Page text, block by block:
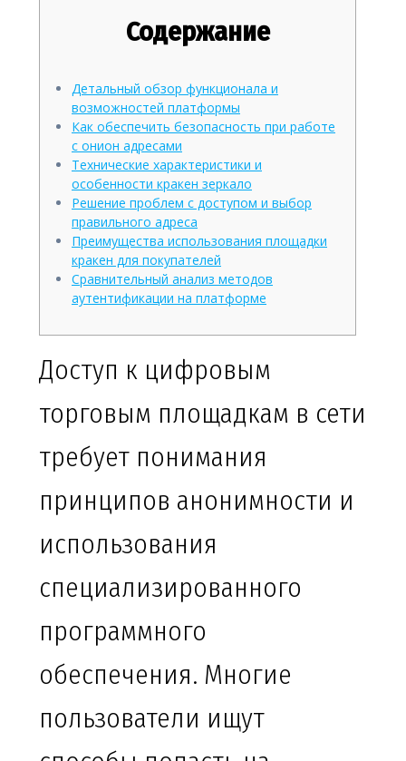
Содержание
Детальный обзор функционала и
возможностей платформы
Как обеспечить безопасность при работе
с онион адресами
Технические характеристики и
особенности кракен зеркало
Решение проблем с доступом и выбор
правильного адреса
Преимущества использования площадки
кракен для покупателей
Сравнительный анализ методов
аутентификации на платформе
Доступ к цифровым
торговым площадкам в сети
требует понимания
принципов анонимности и
использования
специализированного
программного
обеспечения. Многие
пользователи ищут